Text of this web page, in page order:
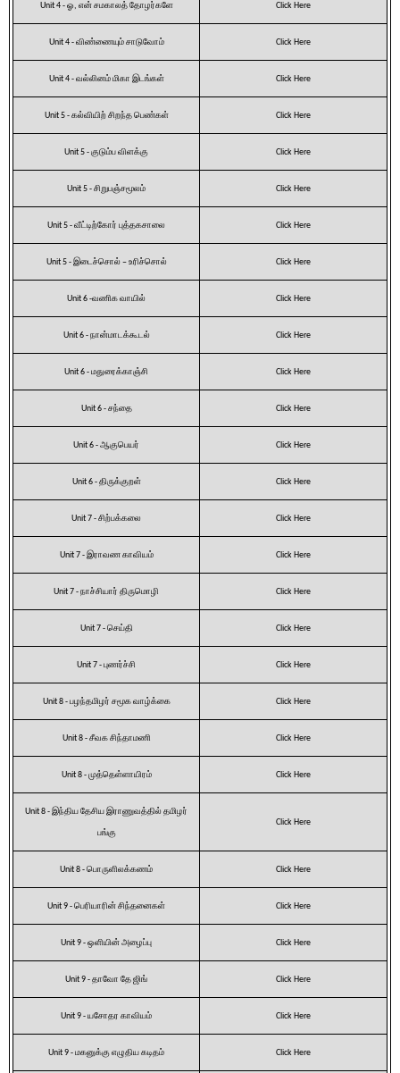
Unit 4 - ஓ, என் சமகாலத் தோழர்களே Click Here
Unit 4 - விண்ணையும் சாடுவோம் Click Here
Unit 4 - வல்லினம் மிகா இடங்கள் Click Here
Unit 5 - கல்வியிற் சிறந்த பெண்கள் Click Here
Unit 5 - குடும்ப விளக்கு Click Here
Unit 5 - சிறுபஞ்சமூலம் Click Here
Unit 5 - வீட்டிற்கோர் புத்தகசாலை Click Here
Unit 5 - இடைச்சொல் – உரிச்சொல் Click Here
Unit 6 -வணிக வாயில் Click Here
Unit 6 - நான்மாடக்கூடல் Click Here
Unit 6 - மதுரைக்காஞ்சி Click Here
Unit 6 - சந்தை Click Here
Unit 6 - ஆகுபெயர் Click Here
Unit 6 - திருக்குறள் Click Here
Unit 7 - சிற்பக்கலை Click Here
Unit 7 - இராவண காவியம் Click Here
Unit 7 - நாச்சியார் திருமொழி Click Here
Unit 7 - செய்தி Click Here
Unit 7 - புணர்ச்சி Click Here
Unit 8 - பழந்தமிழர் சமூக வாழ்க்கை Click Here
Unit 8 - சீவக சிந்தாமணி Click Here
Unit 8 - முத்தெள்ளாயிரம் Click Here
Unit 8 - இந்திய தேசிய இராணுவத்தில் தமிழர்
பங்கு
Click Here
Unit 8 - பொருளிலக்கணம் Click Here
Unit 9 - பெரியாரின் சிந்தனைகள் Click Here
Unit 9 - ஒளியின் அழைப்பு Click Here
Unit 9 - தாவோ தே ஜிங் Click Here
Unit 9 - யசோதர காவியம் Click Here
Unit 9 - மகனுக்கு எழுதிய கடிதம் Click Here